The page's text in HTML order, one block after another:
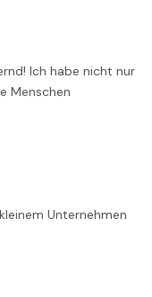
Ich habe nicht nur
Menschen
Unternehmen